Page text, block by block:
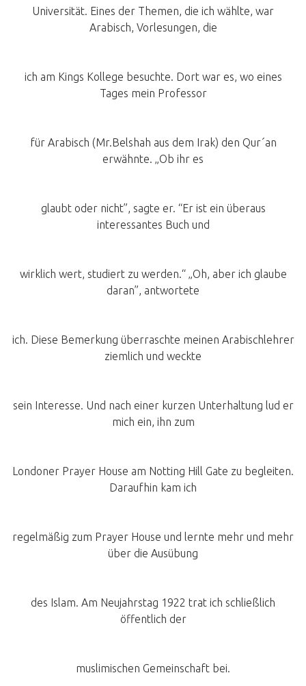
Universität. Eines der Themen, die ich wählte, war
Arabisch, Vorlesungen, die
ich am Kings Kollege besuchte. Dort war es, wo eines
Tages mein Professor
für Arabisch (Mr.Belshah aus dem Irak) den Qur´an
erwähnte. „Ob ihr es
glaubt oder nicht”, sagte er. “Er ist ein überaus
interessantes Buch und
wirklich wert, studiert zu werden.“ „Oh, aber ich glaube
daran”, antwortete
ich. Diese Bemerkung überraschte meinen Arabischlehrer
ziemlich und weckte
sein Interesse. Und nach einer kurzen Unterhaltung lud er
mich ein, ihn zum
Londoner Prayer House am Notting Hill Gate zu begleiten.
Daraufhin kam ich
regelmäßig zum Prayer House und lernte mehr und mehr
über die Ausübung
des Islam. Am Neujahrstag 1922 trat ich schließlich
öffentlich der
muslimischen Gemeinschaft bei.